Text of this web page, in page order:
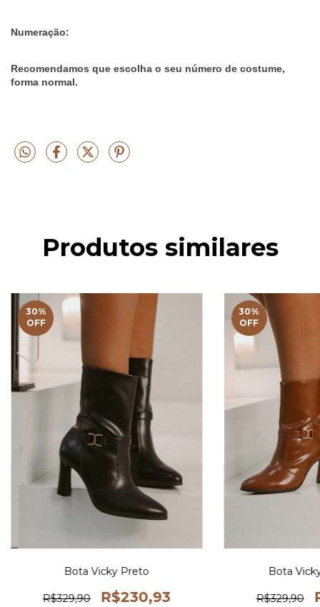
Numeração:
Recomendamos que escolha o seu número de costume,
forma normal.
Produtos similares
30%
OFF
Bota Vicky Preto
R$329,90 R$230,93
30%
OFF
Bota
R$329,90